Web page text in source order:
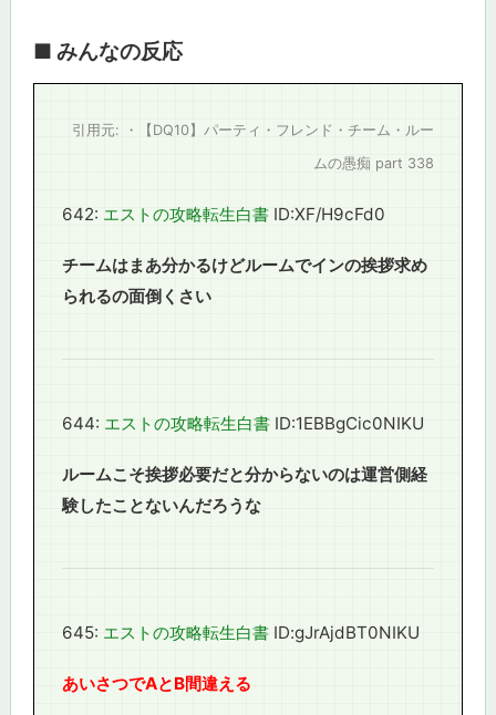
■ みんなの反応
引用元: ・【DQ10】パーティ・フレンド・チーム・ルー
ムの愚痴 part 338
642: エストの攻略転生白書 ID:XF/H9cFd0
チームはまあ分かるけどルームでインの挨拶求め
られるの面倒くさい
644: エストの攻略転生白書 ID:1EBBgCic0NIKU
ルームこそ挨拶必要だと分からないのは運営側経
験したことないんだろうな
645: エストの攻略転生白書 ID:gJrAjdBT0NIKU
あいさつでAとB間違える